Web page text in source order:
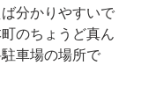
分かりやすいで
のちょうど真ん
車場の場所で